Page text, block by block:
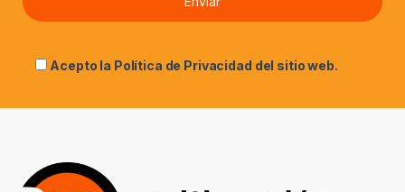
Acepto la Política de Privacidad del sitio web.